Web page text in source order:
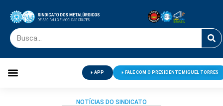
APP FALE COM O PRESIDENTE MIGUEL TORRES
NOTÍCIAS DO SINDICATO